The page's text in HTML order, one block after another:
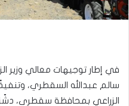
في إطار توجيهات معالي وزير
سالم عبدالله السقطري،
الزراعي بمحافظة سقطرى، دشّنت